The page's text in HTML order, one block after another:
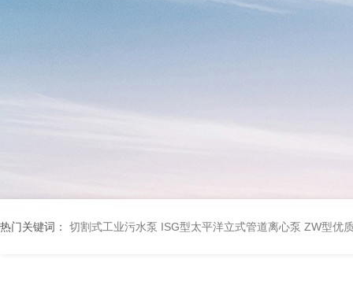
热门关键词： 切割式工业污水泵 ISG型太平洋立式管道离心泵 ZW型优